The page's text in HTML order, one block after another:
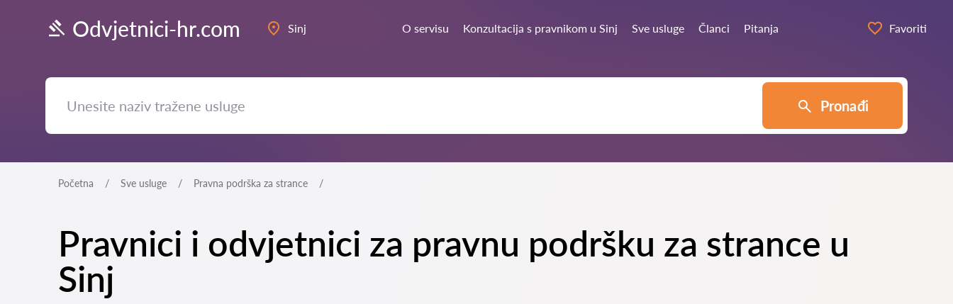
Odvjetnici-hr.com Sinj O servisu Konzultacija s pravnikom u Sinj Sve usluge Članci Pitanja Favoriti
Pronađi
Početna Sve usluge Pravna podrška za strance
Pravnici i odvjetnici za pravnu podršku za strance u
Sinj